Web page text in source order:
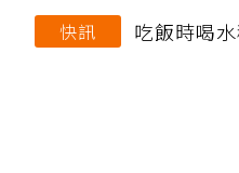
快訊 吃飯時喝